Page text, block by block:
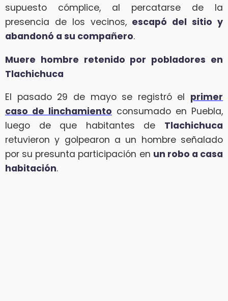
supuesto cómplice, al percatarse de la
presencia de los vecinos, escapó del sitio y
abandonó a su compañero.
Muere hombre retenido por pobladores en
Tlachichuca
El pasado 29 de mayo se registró el primer
caso de linchamiento consumado en Puebla,
luego de que habitantes de Tlachichuca
retuvieron y golpearon a un hombre señalado
por su presunta participación en un robo a casa
habitación.